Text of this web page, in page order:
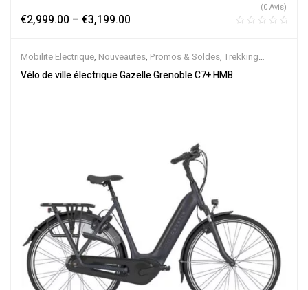
€2,999.00 – €3,199.00
(0 Avis)
Mobilite Electrique, Nouveautes, Promos & Soldes, Trekking
électrique,Vélo électrique ville,Velos Electriques,VTC Electrique
Vélo de ville électrique Gazelle Grenoble C7+ HMB